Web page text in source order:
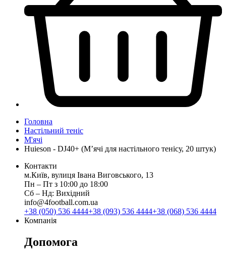
Головна
Настільний теніс
М'ячі
Huieson - DJ40+ (М’ячі для настільного тенісу, 20 штук)
Контакти
м.Київ, вулиця Івана Виговського, 13
Пн ‒ Пт з 10:00 до 18:00
Сб ‒ Нд: Вихідний
info@4football.com.ua
+38 (050) 536 4444+38 (093) 536 4444+38 (068) 536 4444
Компанія
Допомога